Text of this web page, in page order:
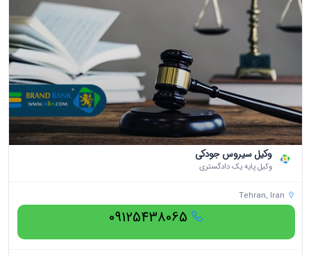
وکیل سیروس جودکی
وکیل پایه یک دادگستری
Tehran, Iran
09125438065